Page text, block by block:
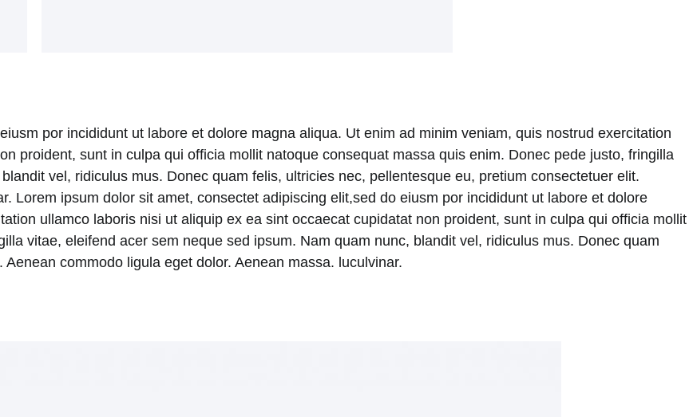
por incididunt ut labore et dolore magna aliqua. Ut enim ad minim veniam, quis nostrud exercitation
proident, sunt in culpa qui officia mollit natoque consequat massa quis enim. Donec pede justo, fringilla
vel, ridiculus mus. Donec quam felis, ultricies nec, pellentesque eu, pretium consectetuer elit.
Lorem ipsum dolor sit amet, consectet adipiscing elit,sed do eiusm por incididunt ut labore et dolore
ullamco laboris nisi ut aliquip ex ea sint occaecat cupidatat non proident, sunt in culpa qui officia mollit
vitae, eleifend acer sem neque sed ipsum. Nam quam nunc, blandit vel, ridiculus mus. Donec quam
commodo ligula eget dolor. Aenean massa. luculvinar.